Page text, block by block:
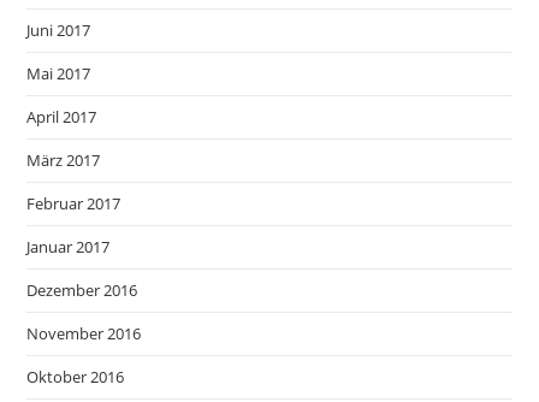
Juni 2017
Mai 2017
April 2017
März 2017
Februar 2017
Januar 2017
Dezember 2016
November 2016
Oktober 2016